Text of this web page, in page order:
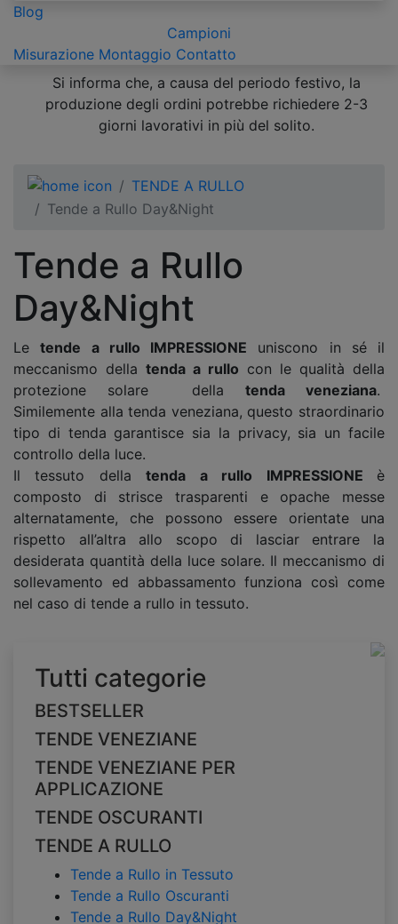
Blog
Campioni
Misurazione Montaggio Contatto
Si informa che, a causa del periodo festivo, la
produzione degli ordini potrebbe richiedere 2-3
giorni lavorativi in più del solito.
TENDE A RULLO
Tende a Rullo Day&Night
Tende a Rullo
Day&Night
Letende a rullo IMPRESSIONE uniscono in sé il
meccanismo della tenda a rullo con le qualità della
protezione solare della tenda veneziana.
Similemente alla tenda veneziana, questo straordinario
tipo di tenda garantisce sia la privacy, sia un facile
controllo della luce.
Il tessuto dellatenda a rullo IMPRESSIONE è
composto di strisce trasparenti e opache messe
alternatamente, che possono essere orientate una
rispetto all’altra allo scopo di lasciar entrare la
desiderata quantità della luce solare. Il meccanismo di
sollevamento ed abbassamento funziona così come
nel caso di tende a rullo in tessuto.
Tutti categorie
BESTSELLER
TENDE VENEZIANE
TENDE VENEZIANE PER
APPLICAZIONE
TENDE OSCURANTI
TENDE A RULLO
Tende a Rullo in Tessuto
Tende a Rullo Oscuranti
Tende a Rullo Day&Night